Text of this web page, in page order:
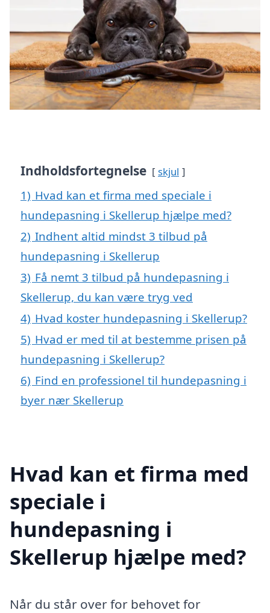
Indholdsfortegnelse skjul
1) Hvad kan et firma med speciale i
hundepasning i Skellerup hjælpe med?
2) Indhent altid mindst 3 tilbud på
hundepasning i Skellerup
3) Få nemt 3 tilbud på hundepasning i
Skellerup, du kan være tryg ved
4) Hvad koster hundepasning i Skellerup?
5) Hvad er med til at bestemme prisen på
hundepasning i Skellerup?
6) Find en professionel til hundepasning i
byer nær Skellerup
Hvad kan et firma med
speciale i
hundepasning i
Skellerup hjælpe med?
Når du står over for behovet for